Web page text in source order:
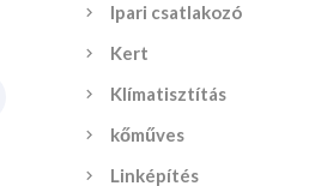
Ipari csatlakozó
Kert
Klímatisztítás
kőműves
Linképítés